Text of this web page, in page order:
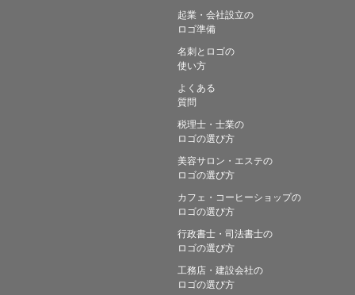
起業・会社設立の
ロゴ準備
名刺とロゴの
使い方
よくある
質問
税理士・士業の
ロゴの選び方
美容サロン・エステの
ロゴの選び方
カフェ・コーヒーショップの
ロゴの選び方
行政書士・司法書士の
ロゴの選び方
工務店・建設会社の
ロゴの選び方